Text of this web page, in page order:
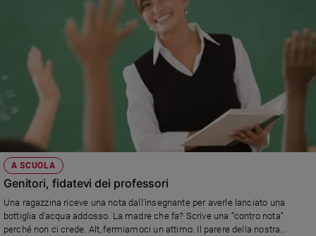
A SCUOLA
Genitori, fidatevi dei professori
Una ragazzina riceve una nota dall’insegnante per averle lanciato una
bottiglia d’acqua addosso. La madre che fa? Scrive una “contro nota”
perché non ci crede. Alt, fermiamoci un attimo. Il parere della nostra